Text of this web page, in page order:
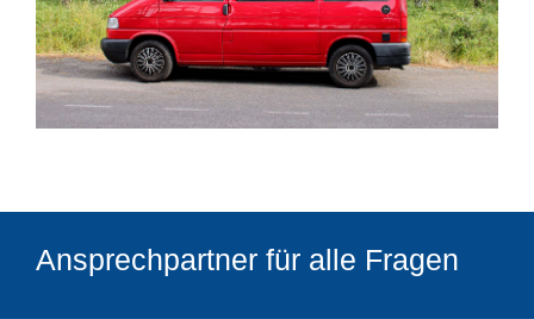
Ansprechpartner für alle Fragen